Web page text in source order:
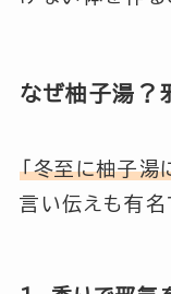
なぜ柚子湯？
「冬至に柚子湯
言い伝えも有名